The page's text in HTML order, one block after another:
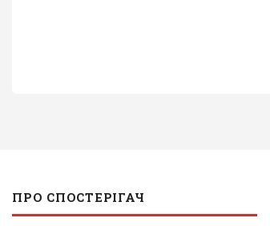
ПРО СПОСТЕРІГАЧ